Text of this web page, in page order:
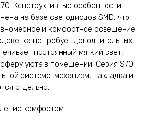
Конструктивные особенности.
на базе светодиодов SMD, что
и комфортное освещение
не требует дополнительных
постоянный мягкий свет,
уюта в помещении. Серия S70
системе: механизм, накладка и
отдельно.
комфортом